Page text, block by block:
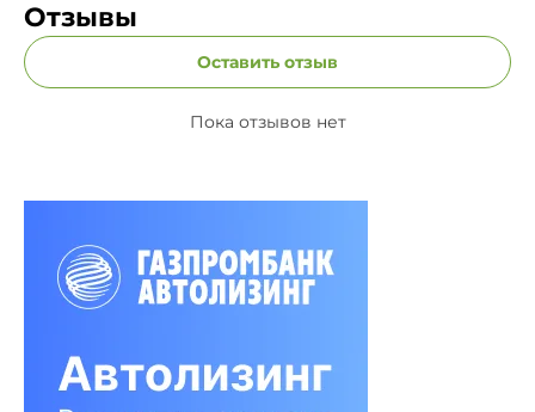
Отзывы
Оставить отзыв
Пока отзывов нет